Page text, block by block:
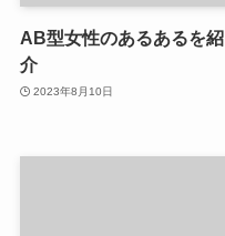
AB型女性のあるあるを紹
介
2023年8月10日